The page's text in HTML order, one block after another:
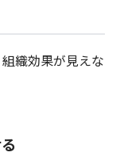
織効果が見えな